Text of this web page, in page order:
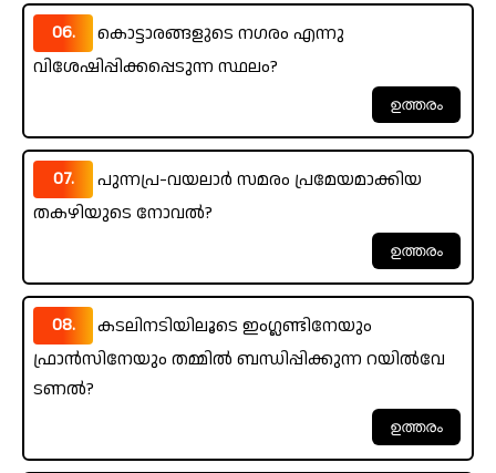
06.
കൊട്ടാരങ്ങളുടെ നഗരം എന്നു
വിശേഷിപ്പിക്കപ്പെടുന്ന സ്ഥലം?
07.
പുന്നപ്ര-വയലാർ സമരം പ്രമേയമാക്കിയ
തകഴിയുടെ നോവൽ?
08.
കടലിനടിയിലൂടെ ഇംഗ്ലണ്ടിനേയും
ഫ്രാൻസിനേയും തമ്മിൽ ബന്ധിപ്പിക്കുന്ന റയിൽവേ
ടണൽ?